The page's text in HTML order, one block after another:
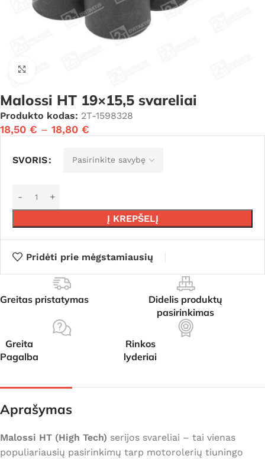
Malossi HT 19×15,5 svareliai
Produkto kodas: 2T-1598328
18,50 € – 18,80 €
SVORIS
Į KREPŠELĮ
Pridėti prie mėgstamiausių
Greitas pristatymas
Didelis produktų
pasirinkimas
Greita
Pagalba
Rinkos
lyderiai
Aprašymas
Malossi HT (High Tech) serijos svareliai – tai vienas
populiariausių pasirinkimų tarp motorolerių tiuningo